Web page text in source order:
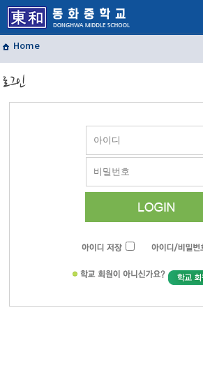
자유학년제
학교혁신
열린마당
Home
로그인